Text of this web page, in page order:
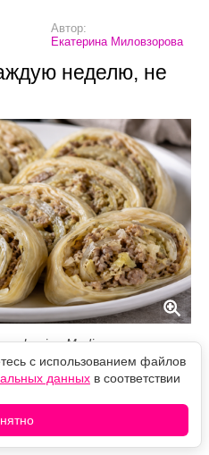
Автор:
Екатерина Миловзорова
неделю, не
Legion-Media
эластичным тестом
надёжно
начинку и после
форму при нарезке.
с использованием файлов
данных в соответствии